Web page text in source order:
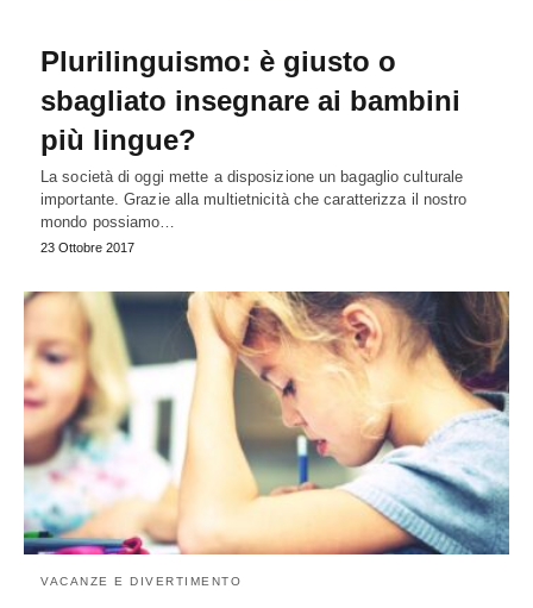
Plurilinguismo: è giusto o
sbagliato insegnare ai bambini
più lingue?
La società di oggi mette a disposizione un bagaglio culturale
importante. Grazie alla multietnicità che caratterizza il nostro
mondo possiamo…
23 Ottobre 2017
VACANZE E DIVERTIMENTO